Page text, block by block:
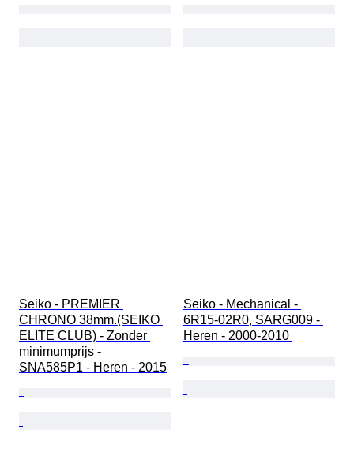
Seiko - PREMIER
CHRONO 38mm.(SEIKO
ELITE CLUB) - Zonder
minimumprijs -
SNA585P1 - Heren - 2015
Seiko - Mechanical -
6R15-02R0, SARG009 -
Heren - 2000-2010